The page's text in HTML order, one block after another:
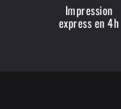
Impression
express en 4h